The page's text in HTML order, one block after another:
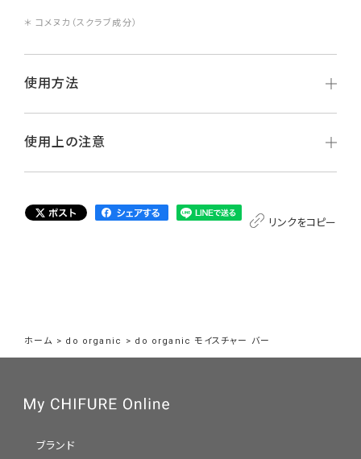
＊ コメヌカ（スクラブ成分）
使用方法
使用上の注意
リンクをコピー
ホーム > do organic > do organic モイスチャー バー
ブランド